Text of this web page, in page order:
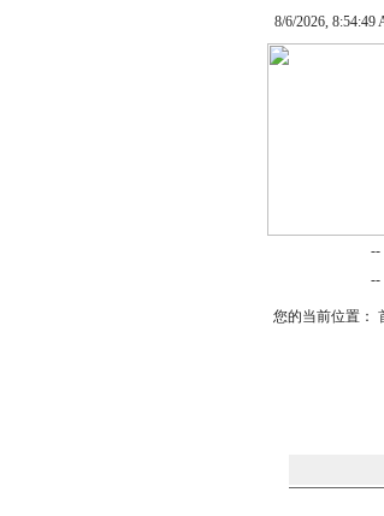
8/6/2026, 8:54:49
--
--
您的当前位置：